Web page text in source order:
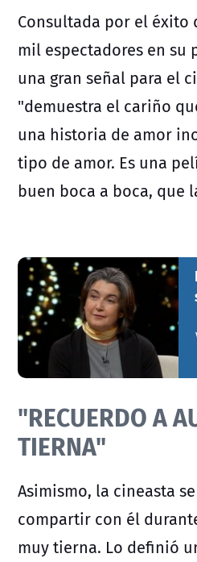
Consultada por el éxito
mil espectadores en su
una gran señal para el
"demuestra el cariño
una historia de amor
tipo de amor. Es una
buen boca a boca, que
"RECUERDO A
TIERNA"
Asimismo, la cineasta
compartir con él
muy tierna. Lo definió